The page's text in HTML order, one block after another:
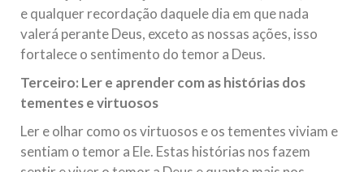
e qualquer recordação daquele dia em que nada
valerá perante Deus, exceto as nossas ações, isso
fortalece o sentimento do temor a Deus.
Terceiro: Ler e aprender com as histórias dos
tementes e virtuosos
Ler e olhar como os virtuosos e os tementes viviam e
sentiam o temor a Ele. Estas histórias nos fazem